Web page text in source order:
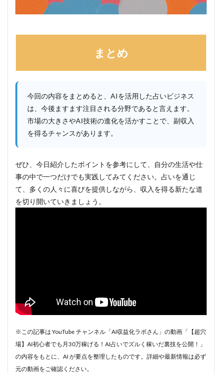
まとめ
今回の内容をまとめると、AIを活用した占いビジネス
は、今後ますます注目される分野であると言えます。
市場の大きさやAI技術の進化を活かすことで、副収入
を得るチャンスがあります。
ぜひ、今日紹介したポイントを参考にして、自分の生活や仕
事の中で一つだけでも実践してみてください。占いを通じ
て、多くの人々に喜びを提供しながら、収入を得る新たな道
を切り開いていきましょう。
※この記事は YouTube チャンネル「AI収益化ラボさん」の動画「【超穴
場】AI初心者でも月30万稼げる！AI占いでズルく稼いだ裏技を公開！」
の内容をもとに、AI が要点を整理したものです。詳細や最新情報は必ず
元の動画をご確認ください。